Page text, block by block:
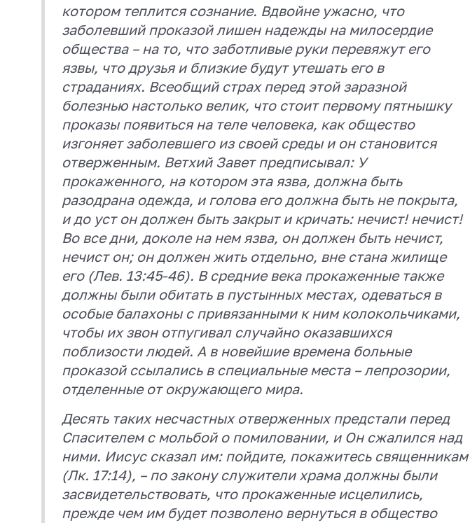
котором теплится сознание. Вдвойне ужасно, что
заболевший проказой лишен надежды на милосердие
общества – на то, что заботливые руки перевяжут его
язвы, что друзья и близкие будут утешать его в
страданиях. Всеобщий страх перед этой заразной
болезнью настолько велик, что стоит первому пятнышку
проказы появиться на теле человека, как общество
изгоняет заболевшего из своей среды и он становится
отверженным. Ветхий Завет предписывал: У
прокаженного, на котором эта язва, должна быть
разодрана одежда, и голова его должна быть не покрыта,
и до уст он должен быть закрыт и кричать: нечист! нечист!
Во все дни, доколе на нем язва, он должен быть нечист,
нечист он; он должен жить отдельно, вне стана жилище
его (Лев. 13:45-46). В средние века прокаженные также
должны были обитать в пустынных местах, одеваться в
особые балахоны с привязанными к ним колокольчиками,
чтобы их звон отпугивал случайно оказавшихся
поблизости людей. А в новейшие времена больные
проказой ссылались в специальные места – лепрозории,
отделенные от окружающего мира.
Десять таких несчастных отверженных предстали перед
Спасителем с мольбой о помиловании, и Он сжалился над
ними. Иисус сказал им: пойдите, покажитесь священникам
(Лк. 17:14), – по закону служители храма должны были
засвидетельствовать, что прокаженные исцелились,
прежде чем им будет позволено вернуться в общество